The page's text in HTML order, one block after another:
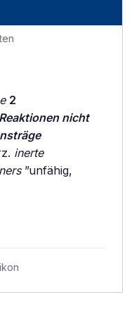
2
Reaktionen nicht
inerte
”unfähig,